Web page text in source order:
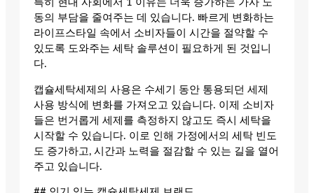
특히 현대 사회에서 1 이유는 더욱 증가하는 가사 노
동의 부담을 줄여주는 데 있습니다. 빠르게 변화하는
라이프스타일 속에서 소비자들이 시간을 절약할 수
있도록 도와주는 세탁 솔루션이 필요하게 된 것입니
다.
캡슐세탁세제의 사용은 수세기 동안 통용되던 세제
사용 방식에 변화를 가져오고 있습니다. 이제 소비자
들은 번거롭게 세제를 측정하지 않고도 즉시 세탁을
시작할 수 있습니다. 이로 인해 가정에서의 세탁 빈도
도 증가하고, 시간과 노력을 절감할 수 있는 길을 열어
주고 있습니다.